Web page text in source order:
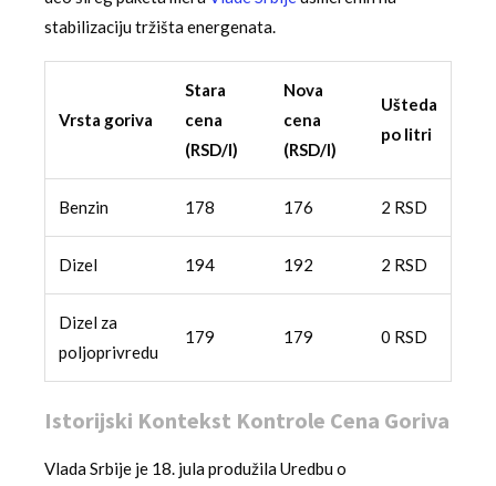
stabilizaciju tržišta energenata.
Vrsta goriva
Stara
cena
(RSD/l)
Nova
cena
(RSD/l)
Ušteda
po litri
Benzin 178 176 2 RSD
Dizel 194 192 2 RSD
Dizel za
poljoprivredu
179 179 0 RSD
Istorijski Kontekst Kontrole Cena Goriva
Vlada Srbije je 18. jula produžila Uredbu o